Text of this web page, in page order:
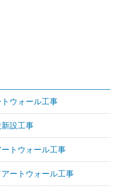
ウォール工事
設工事
トウォール工事
ートウォール工事